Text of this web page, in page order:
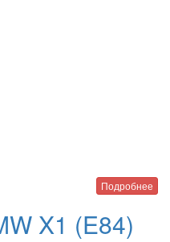
Подробнее
X1 (E84)